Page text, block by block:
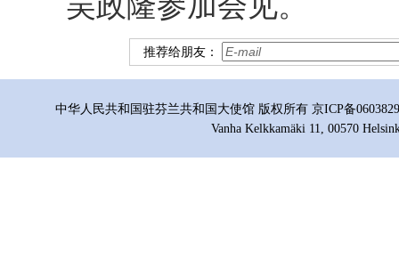
推荐给朋友：
中华人民共和国驻芬兰共和国大使馆 版权所有 京ICP备
Vanha Kelkkamäki 11, 00570